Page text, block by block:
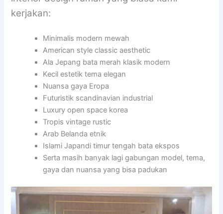
kerjakan:
Minimalis modern mewah
American style classic aesthetic
Ala Jepang bata merah klasik modern
Kecil estetik tema elegan
Nuansa gaya Eropa
Futuristik scandinavian industrial
Luxury open space korea
Tropis vintage rustic
Arab Belanda etnik
Islami Japandi timur tengah bata ekspos
Serta masih banyak lagi gabungan model, tema,
gaya dan nuansa yang bisa padukan